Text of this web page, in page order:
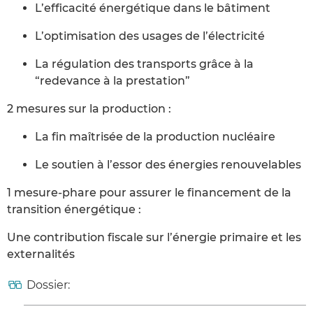
L’efficacité énergétique dans le bâtiment
L’optimisation des usages de l’électricité
La régulation des transports grâce à la
“redevance à la prestation”
2 mesures sur la production :
La fin maîtrisée de la production nucléaire
Le soutien à l’essor des énergies renouvelables
1 mesure-phare pour assurer le financement de la
transition énergétique :
Une contribution fiscale sur l’énergie primaire et les
externalités
Dossier: